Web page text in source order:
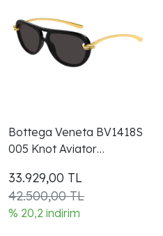
Bottega Veneta BV1418S
005 Knot Aviator
Gözlüğü
33.929,00 TL
42.500,00 TL
% 20,2 indirim